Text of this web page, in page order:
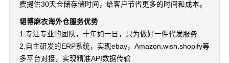
费提供30天仓储存储时间，给客户节省更多的时间和成本。
韬博麻衣海外仓服务优势
1.专注专业的团队，十年如一日，只为做好一件代发服务
2.自主研发的ERP系统，实现ebay，Amazon,wish,shopify等
多平台对接，实现精准API数据传输